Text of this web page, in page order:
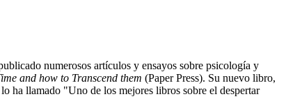
numerosos artículos y ensayos sobre psicología y
and how to Transcend them (Paper Press). Su nuevo libro,
lo ha llamado "Uno de los mejores libros sobre el despertar